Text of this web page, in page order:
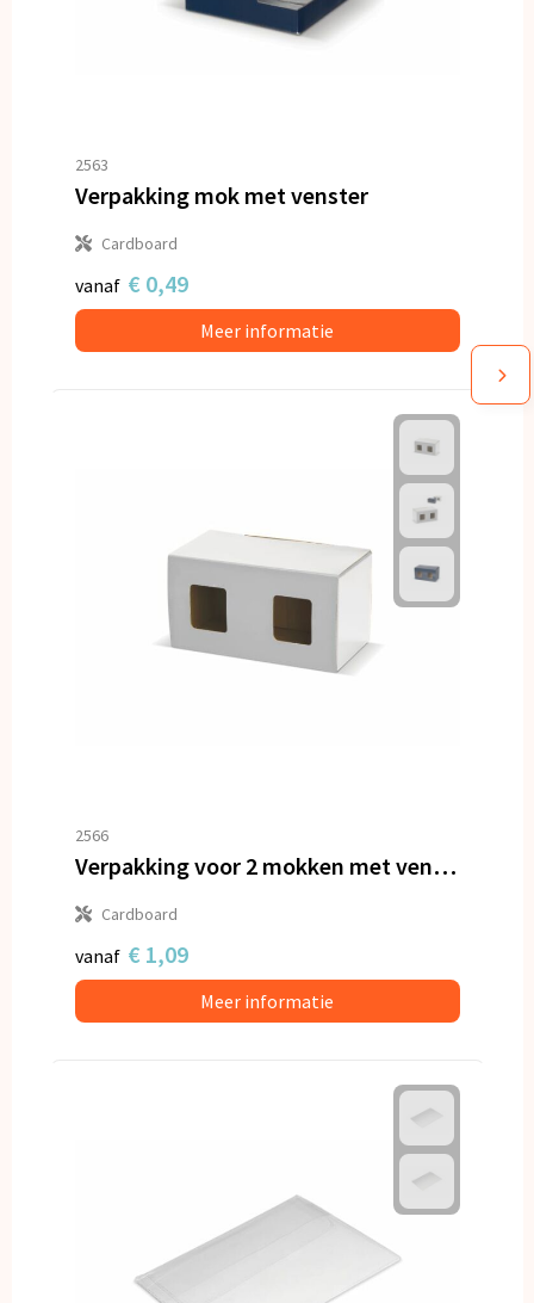
2563
Verpakking mok met venster
Cardboard
vanaf € 0,49
Meer informatie
2566
Verpakking voor 2 mokken met venster
Cardboard
vanaf € 1,09
Meer informatie